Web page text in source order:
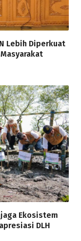
Lebih Diperkuat
Ekosistem
DLH